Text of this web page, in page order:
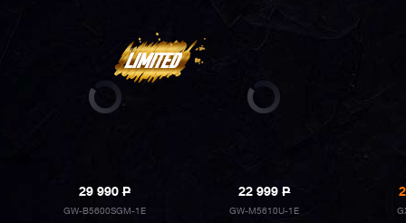
29 990P
GW-B5600SGM-1E
22 999P
GW-M5610U-1E